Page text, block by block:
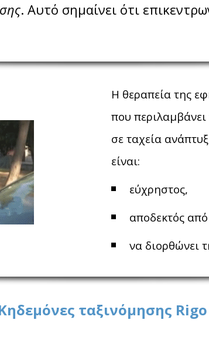
. Αυτό σημαίνει ότι
Η θεραπεία της
που
σε ταχεία
είναι:
εύχρηστος,
αποδεκτός
να διορθώνει
ταξινόμησης Rigo